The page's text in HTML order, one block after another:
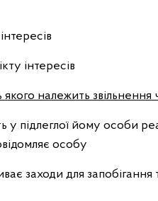
інтересів
належить звільнення
підлеглої йому особи
особу
заходи для запобігання